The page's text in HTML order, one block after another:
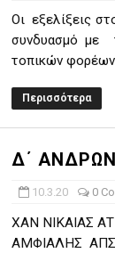
ΜΠΑΣΚΕΤ : 39Η
η Φιλία
ΑΕ Ρέντη, Πέρα
Οι εξελίξεις
συνδυασμό με
τοπικών φορέων
Περισσότερα
Δ΄ ΑΝΔΡΩΝ
10.3.20 0
ΧΑΝ ΝΙΚΑΙΑΣ
ΑΜΦΙΑΛΗΣ